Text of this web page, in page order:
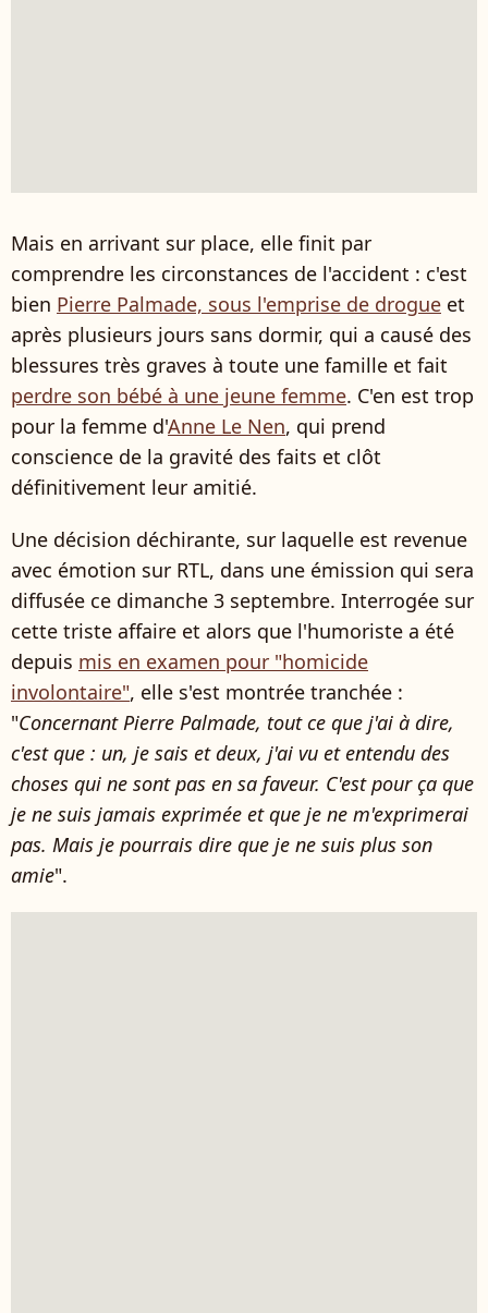
Mais en arrivant sur place, elle finit par
comprendre les circonstances de l'accident : c'est
bien Pierre Palmade, sous l'emprise de drogue et
après plusieurs jours sans dormir, qui a causé des
blessures très graves à toute une famille et fait
perdre son bébé à une jeune femme. C'en est trop
pour la femme d'Anne Le Nen, qui prend
conscience de la gravité des faits et clôt
définitivement leur amitié.
Une décision déchirante, sur laquelle est revenue
avec émotion sur RTL, dans une émission qui sera
diffusée ce dimanche 3 septembre. Interrogée sur
cette triste affaire et alors que l'humoriste a été
depuis mis en examen pour "homicide
involontaire", elle s'est montrée tranchée :
"Concernant Pierre Palmade, tout ce que j'ai à dire,
c'est que : un, je sais et deux, j'ai vu et entendu des
choses qui ne sont pas en sa faveur. C'est pour ça que
je ne suis jamais exprimée et que je ne m'exprimerai
pas. Mais je pourrais dire que je ne suis plus son
amie".